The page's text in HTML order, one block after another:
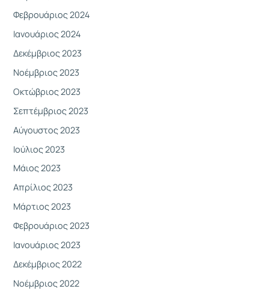
Φεβρουάριος 2024
Ιανουάριος 2024
Δεκέμβριος 2023
Νοέμβριος 2023
Οκτώβριος 2023
Σεπτέμβριος 2023
Αύγουστος 2023
Ιούλιος 2023
Μάιος 2023
Απρίλιος 2023
Μάρτιος 2023
Φεβρουάριος 2023
Ιανουάριος 2023
Δεκέμβριος 2022
Νοέμβριος 2022